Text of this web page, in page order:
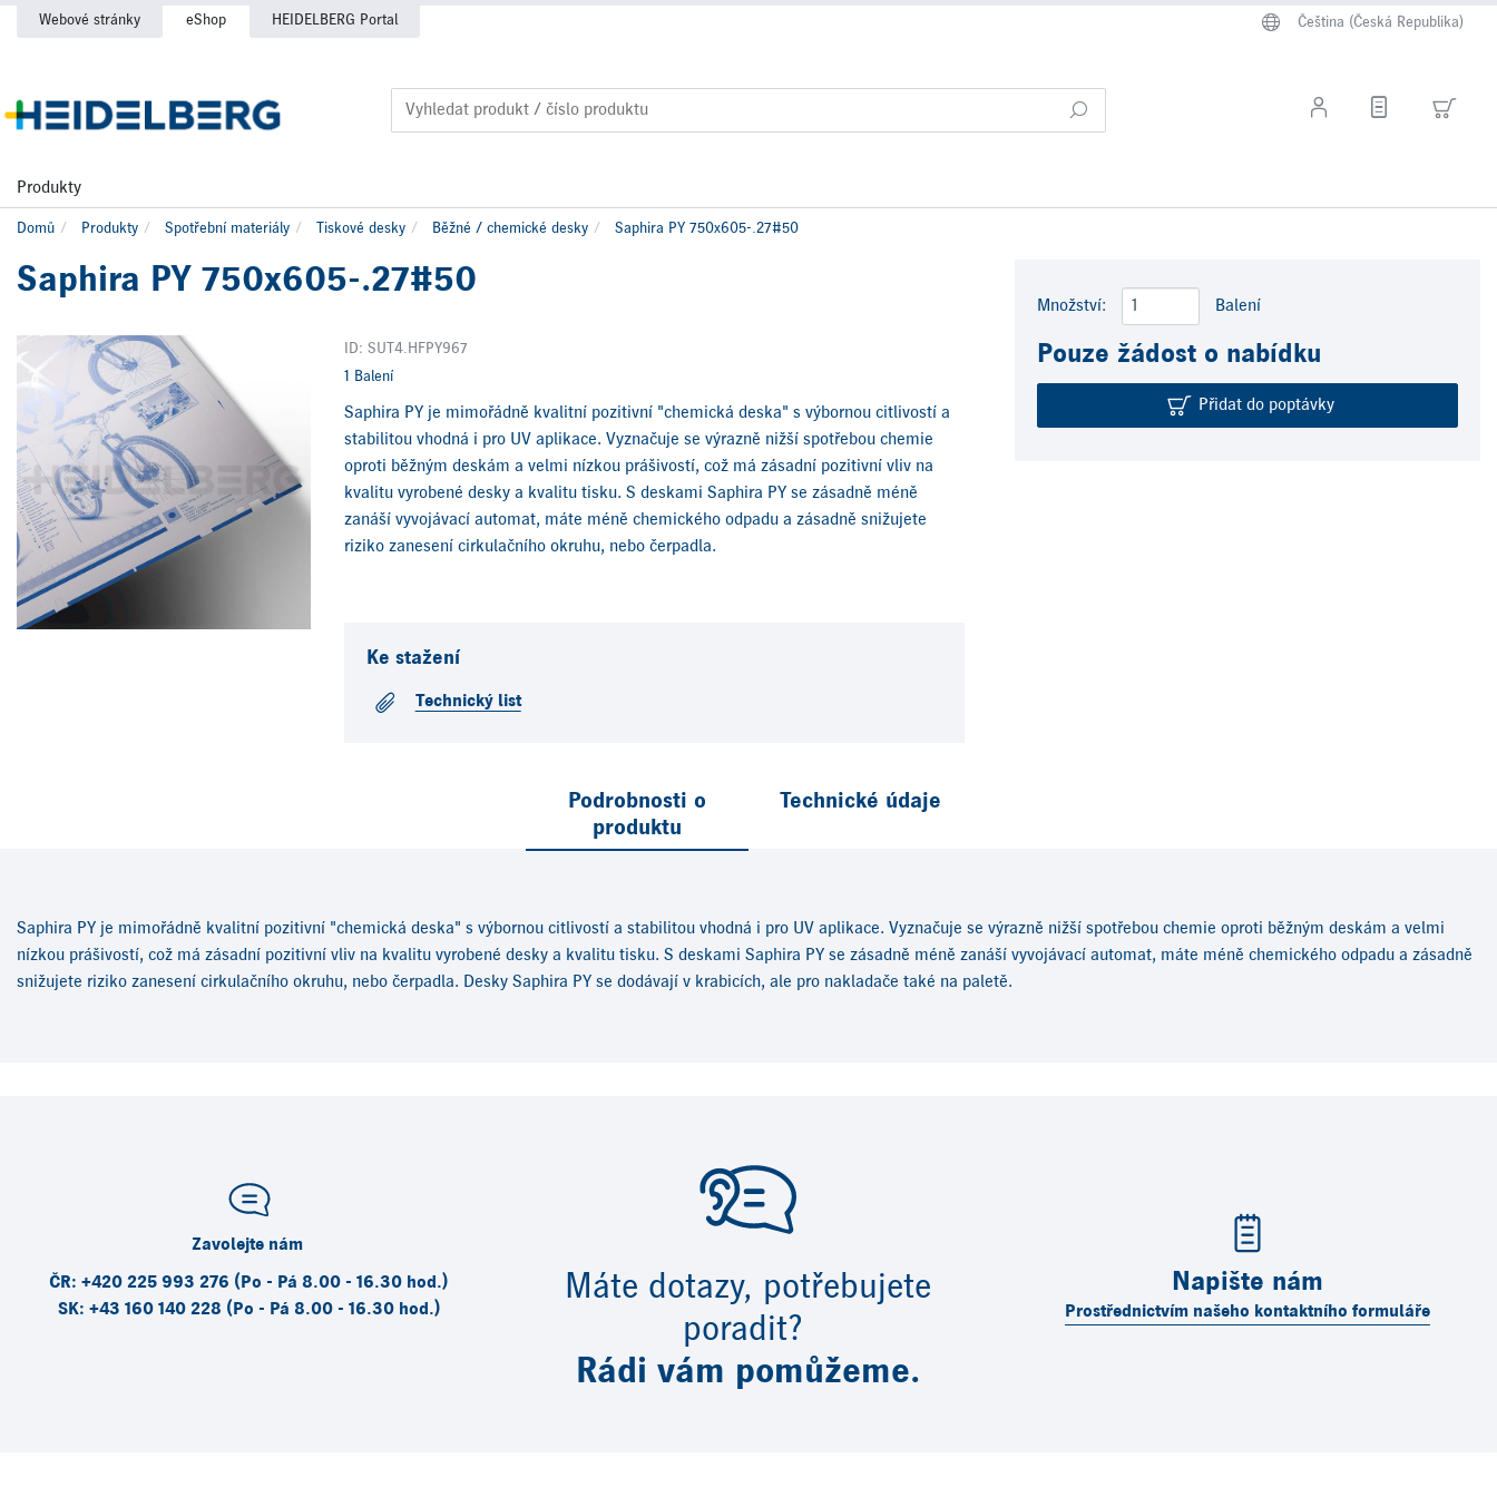
Webové stránky eShop HEIDELBERG Portal
Produkty
Čeština (Česká Republika)
Domů Produkty Spotřební materiály Tiskové desky Běžné / chemické desky Saphira PY 750x605-.27#50
Saphira PY 750x605-.27#50
ID: SUT4.HFPY967
1 Balení
Saphira PY je mimořádně kvalitní pozitivní "chemická deska" s výbornou citlivostí a
stabilitou vhodná i pro UV aplikace. Vyznačuje se výrazně nižší spotřebou chemie
oproti běžným deskám a velmi nízkou prášivostí, což má zásadní pozitivní vliv na
kvalitu vyrobené desky a kvalitu tisku. S deskami Saphira PY se zásadně méně
zanáší vyvojávací automat, máte méně chemického odpadu a zásadně snižujete
riziko zanesení cirkulačního okruhu, nebo čerpadla.
Ke stažení
Technický list
Množství: Balení
Pouze žádost o nabídku
Přidat do poptávky
Podrobnosti o
produktu
Technické údaje
Saphira PY je mimořádně kvalitní pozitivní "chemická deska" s výbornou citlivostí a stabilitou vhodná i pro UV aplikace. Vyznačuje se výrazně nižší spotřebou chemie oproti běžným deskám a velmi
nízkou prášivostí, což má zásadní pozitivní vliv na kvalitu vyrobené desky a kvalitu tisku. S deskami Saphira PY se zásadně méně zanáší vyvojávací automat, máte méně chemického odpadu a zásadně
snižujete riziko zanesení cirkulačního okruhu, nebo čerpadla. Desky Saphira PY se dodávají v krabicích, ale pro nakladače také na paletě.
Máte dotazy, potřebujete
poradit?
Rádi vám pomůžeme.
Zavolejte nám
ČR: +420 225 993 276 (Po - Pá 8.00 - 16.30 hod.)
SK: +43 160 140 228 (Po - Pá 8.00 - 16.30 hod.)
Napište nám
Prostřednictvím našeho kontaktního formuláře